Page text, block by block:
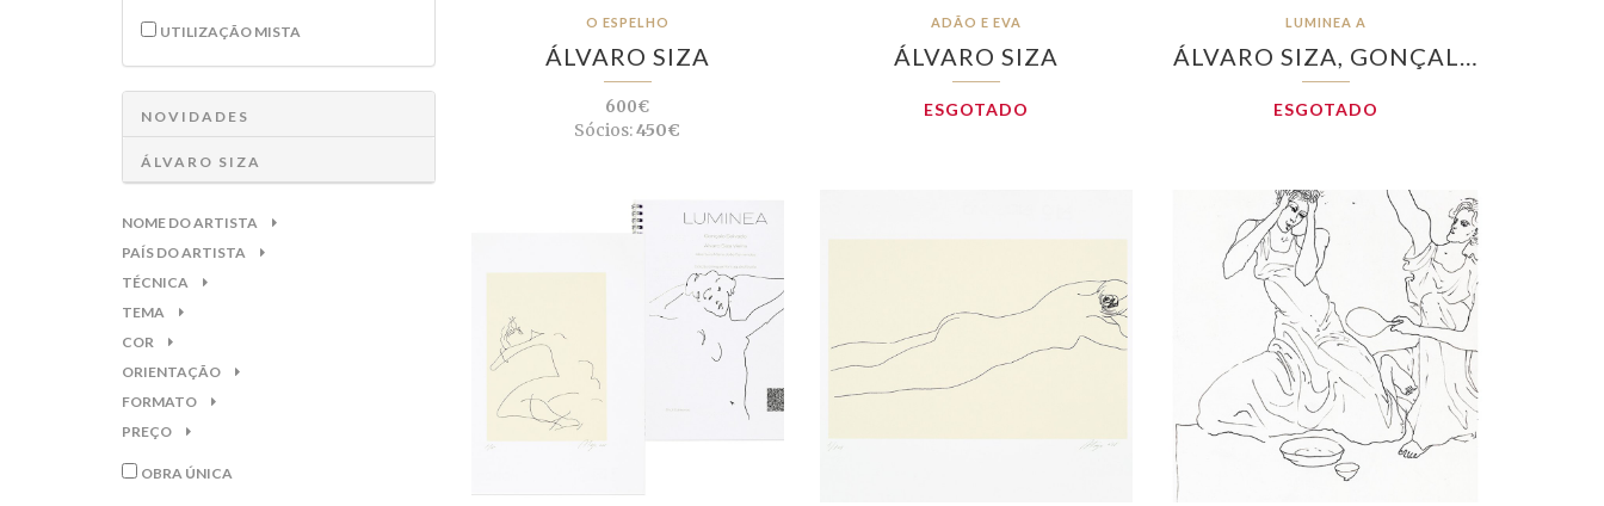
UTILIZAÇÃO MISTA
NOVIDADES
ÁLVARO SIZA
NOME DO ARTISTA
PAÍS DO ARTISTA
TÉCNICA
TEMA
COR
ORIENTAÇÃO
FORMATO
PREÇO
OBRA ÚNICA
O ESPELHO
ÁLVARO SIZA
600€
Sócios:450€
ADÃO E EVA
ÁLVARO SIZA
ESGOTADO
LUMINEA A
ÁLVARO SIZA, GONÇAL…
ESGOTADO